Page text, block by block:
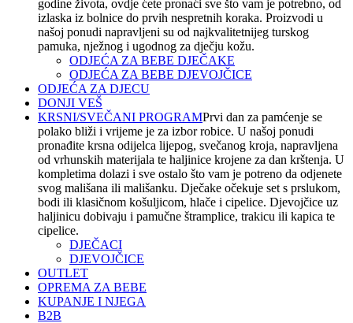
godine života, ovdje ćete pronaći sve što vam je potrebno, od
izlaska iz bolnice do prvih nespretnih koraka. Proizvodi u
našoj ponudi napravljeni su od najkvalitetnijeg turskog
pamuka, nježnog i ugodnog za dječju kožu.
ODJEĆA ZA BEBE DJEČAKE
ODJEĆA ZA BEBE DJEVOJČICE
ODJEĆA ZA DJECU
DONJI VEŠ
KRSNI/SVEČANI PROGRAMPrvi dan za pamćenje se
polako bliži i vrijeme je za izbor robice. U našoj ponudi
pronađite krsna odijelca lijepog, svečanog kroja, napravljena
od vrhunskih materijala te haljinice krojene za dan krštenja. U
kompletima dolazi i sve ostalo što vam je potreno da odjenete
svog mališana ili mališanku. Dječake očekuje set s prslukom,
bodi ili klasičnom košuljicom, hlače i cipelice. Djevojčice uz
haljinicu dobivaju i pamučne štramplice, trakicu ili kapica te
cipelice.
DJEČACI
DJEVOJČICE
OUTLET
OPREMA ZA BEBE
KUPANJE I NJEGA
B2B